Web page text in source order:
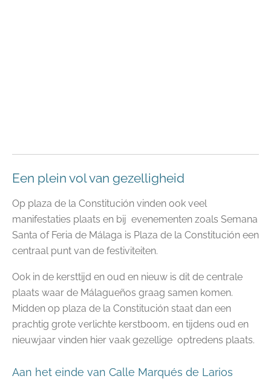
Een plein vol van gezelligheid
Op plaza de la Constitución vinden ook veel
manifestaties plaats en bij evenementen zoals Semana
Santa of Feria de Málaga is Plaza de la Constitución een
centraal punt van de festiviteiten.
Ook in de kersttijd en oud en nieuw is dit de centrale
plaats waar de Málagueños graag samen komen.
Midden op plaza de la Constitución staat dan een
prachtig grote verlichte kerstboom, en tijdens oud en
nieuwjaar vinden hier vaak gezellige optredens plaats.
Aan het einde van Calle Marqués de Larios